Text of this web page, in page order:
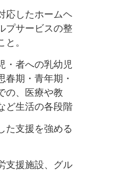
応したホームヘ
プサービスの整
と。
・者への乳幼児
春期・青年期・
の、医療や教
ど生活の各段階
た支援を強める
支援施設、グル